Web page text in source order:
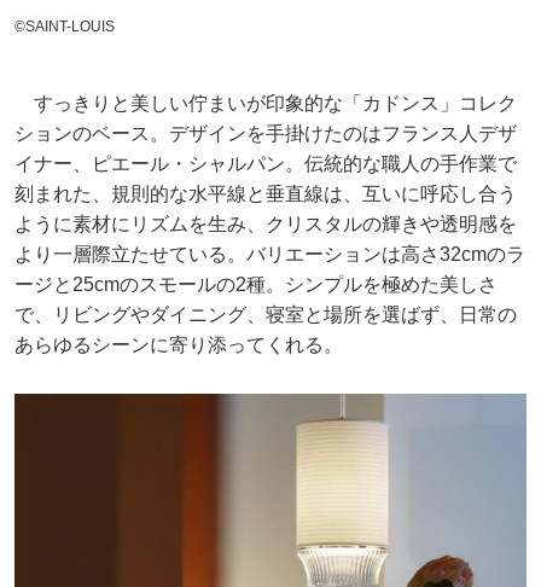
©SAINT-LOUIS
すっきりと美しい佇まいが印象的な「カドンス」コレク
ションのベース。デザインを手掛けたのはフランス人デザ
イナー、ピエール・シャルパン。伝統的な職人の手作業で
刻まれた、規則的な水平線と垂直線は、互いに呼応し合う
ように素材にリズムを生み、クリスタルの輝きや透明感を
より一層際立たせている。バリエーションは高さ32cmのラ
ージと25cmのスモールの2種。シンプルを極めた美しさ
で、リビングやダイニング、寝室と場所を選ばず、日常の
あらゆるシーンに寄り添ってくれる。